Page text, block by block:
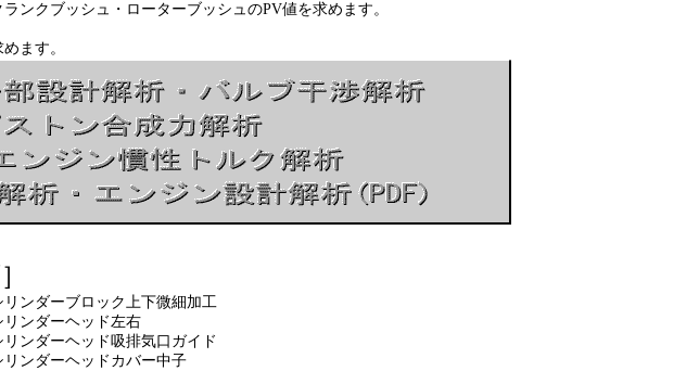
ブッシュ・ローターブッシュのPV値を求めます。
ます。
ーブロック上下微細加工
ダーヘッド左右
ダーヘッド吸排気口ガイド
ヘッドカバー中子